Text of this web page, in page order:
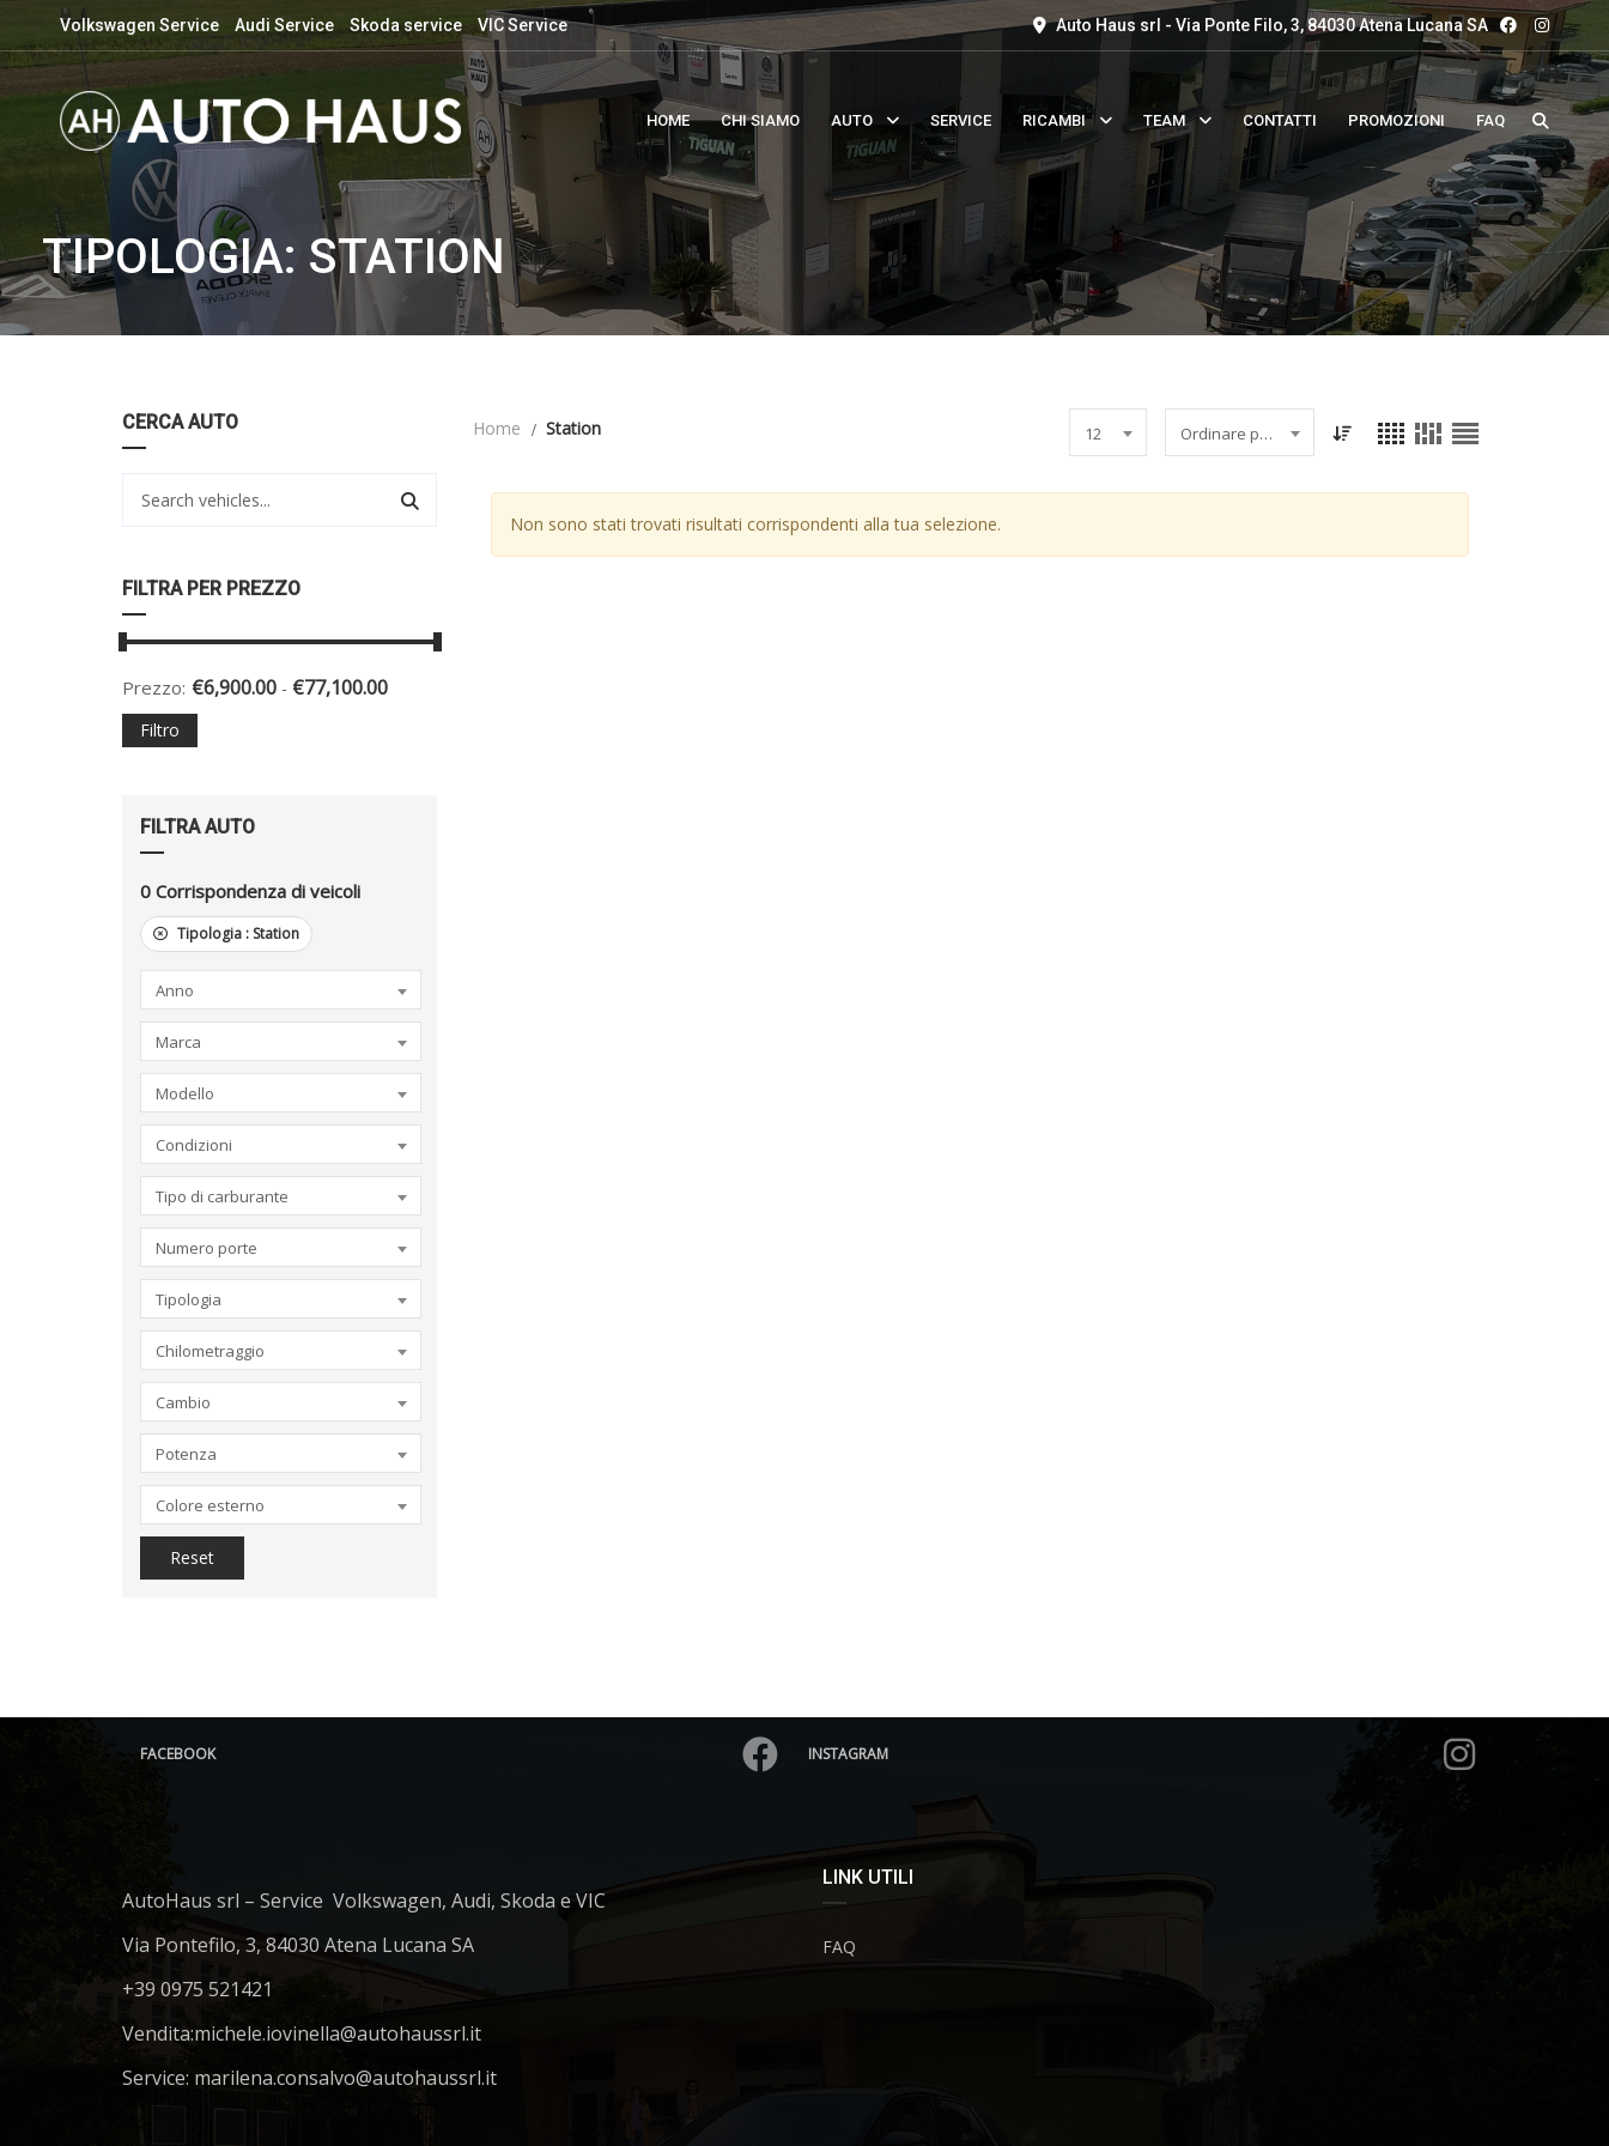
Volkswagen Service Audi Service Skoda service VIC Service Auto Haus srl - Via Ponte Filo, 3, 84030 Atena Lucana SA
HOME CHI SIAMO AUTO SERVICE RICAMBI TEAM CONTATTI PROMOZIONI FAQ
TIPOLOGIA: STATION
CERCA AUTO
FILTRA PER PREZZO
Prezzo: €6,900.00 - €77,100.00
Filtro
FILTRA AUTO
0 Corrispondenza di veicoli
Tipologia : Station
Anno
Marca
Modello
Condizioni
Tipo di carburante
Numero porte
Tipologia
Chilometraggio
Cambio
Potenza
Colore esterno
Reset
Home Station 12 Ordinare per data
Non sono stati trovati risultati corrispondenti alla tua selezione.
FACEBOOK INSTAGRAM
AutoHaus srl – Service Volkswagen, Audi, Skoda e VIC
Via Pontefilo, 3, 84030 Atena Lucana SA
+39 0975 521421
Vendita:michele.iovinella@autohaussrl.it
Service: marilena.consalvo@autohaussrl.it
LINK UTILI
FAQ